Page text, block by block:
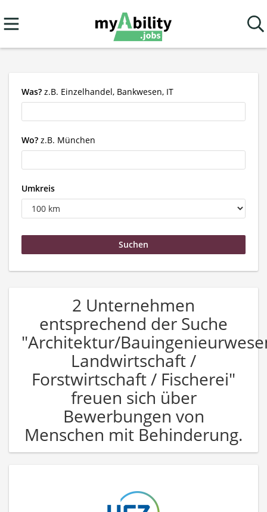
Was? z.B. Einzelhandel, Bankwesen, IT
Wo? z.B. München
Umkreis
2 Unternehmen
entsprechend der Suche
"Architektur/
Landwirtschaft /
Forstwirtschaft / Fischerei"
freuen sich über
Bewerbungen von
Menschen mit Behinderung.